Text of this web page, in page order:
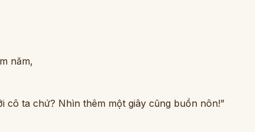
năm,
cô ta chứ? Nhìn thêm một giây cũng buồn nôn!”